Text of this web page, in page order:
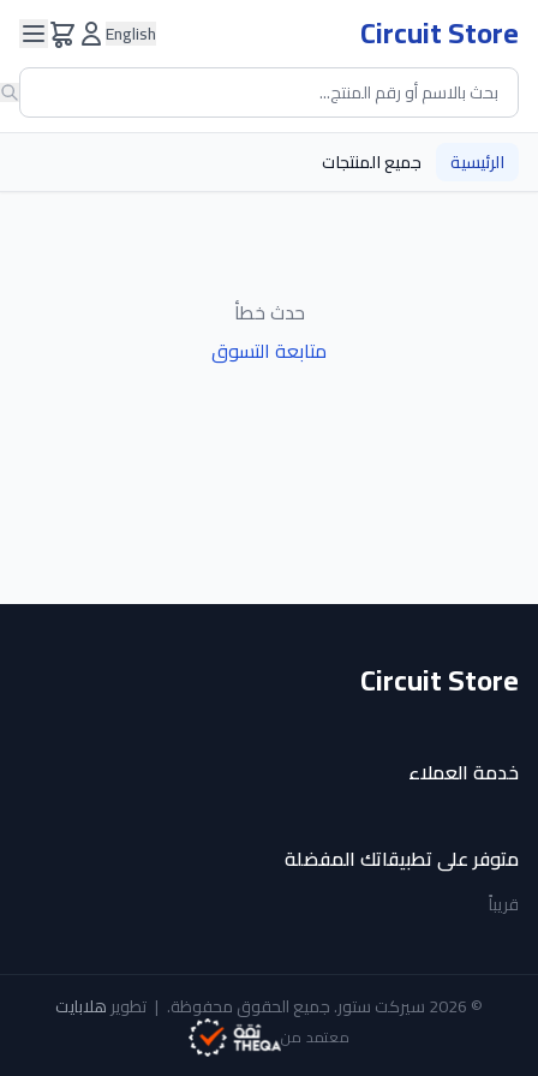
Circuit Store
English
الرئيسية جميع المنتجات
حدث خطأ
متابعة التسوق
Circuit Store
خدمة العملاء
متوفر على تطبيقاتك المفضلة
قريباً
© 2026 سيركت ستور. جميع الحقوق محفوظة. | تطويرهلابايت
معتمد من